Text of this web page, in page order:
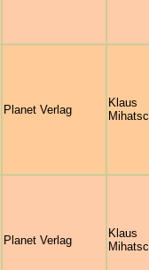
Planet Verlag
Klaus
Planet Verlag
Klaus